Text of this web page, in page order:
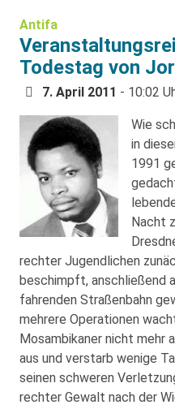
Antifa
Todestag von
7. April 2011 - 10:02
Wie
in
1991
Nacht
rechter Jugendlichen
beschimpft, anschließend
fahrenden Straßenbahn
mehrere Operationen
Mosambikaner nicht mehr
aus und verstarb wenige
seinen schweren
rechter Gewalt nach der